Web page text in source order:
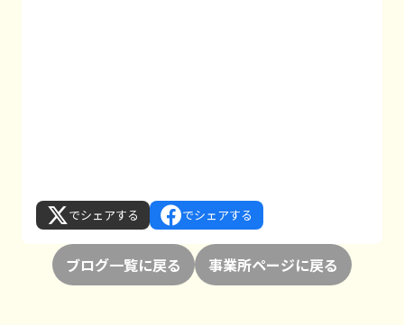
でシェアする でシェアする
ブログ一覧に戻る 事業所ページに戻る